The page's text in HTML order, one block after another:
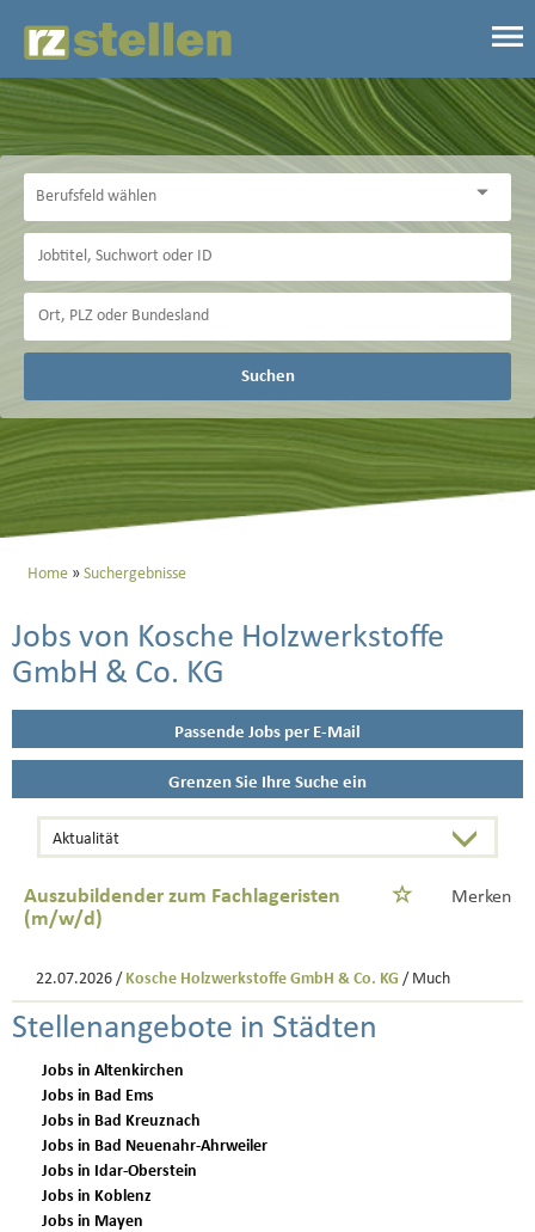
Suchen
Home Suchergebnisse
Jobs von Kosche Holzwerkstoffe
GmbH & Co. KG
Passende Jobs per E-Mail
Grenzen Sie Ihre Suche ein
Auszubildender zum Fachlageristen
(m/w/d)
Merken
22.07.2026 / Kosche Holzwerkstoffe GmbH & Co. KG / Much
Stellenangebote in Städten
Jobs in Altenkirchen
Jobs in Bad Ems
Jobs in Bad Kreuznach
Jobs in Bad Neuenahr-Ahrweiler
Jobs in Idar-Oberstein
Jobs in Koblenz
Jobs in Mayen